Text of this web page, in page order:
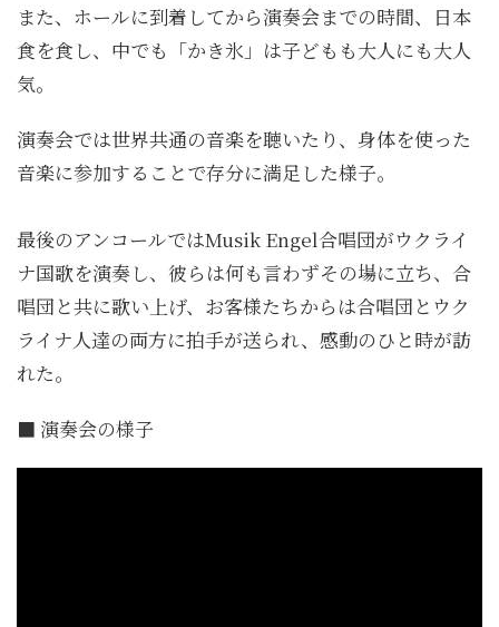
また、ホールに到着してから演奏会までの時間、日本
食を食し、中でも「かき氷」は子どもも大人にも大人
気。
演奏会では世界共通の音楽を聴いたり、身体を使った
音楽に参加することで存分に満足した様子。
最後のアンコールではMusik Engel合唱団がウクライ
ナ国歌を演奏し、彼らは何も言わずその場に立ち、合
唱団と共に歌い上げ、お客様たちからは合唱団とウク
ライナ人達の両方に拍手が送られ、感動のひと時が訪
れた。
■ 演奏会の様子